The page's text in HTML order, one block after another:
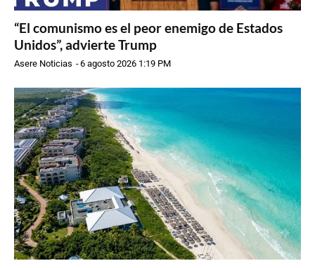
“El comunismo es el peor enemigo de Estados
Unidos”, advierte Trump
Asere Noticias -6 agosto 2026 1:19 PM